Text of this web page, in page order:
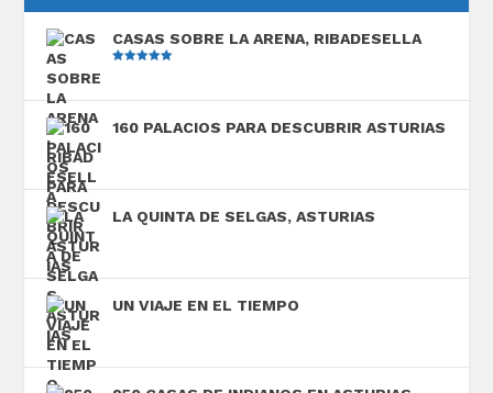
CASAS SOBRE LA ARENA, RIBADESELLA
5
160 PALACIOS PARA DESCUBRIR ASTURIAS
LA QUINTA DE SELGAS, ASTURIAS
UN VIAJE EN EL TIEMPO